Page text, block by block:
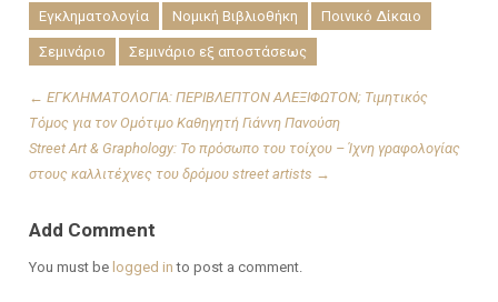
Εγκληματολογία Νομική Βιβλιοθήκη Ποινικό Δίκαιο
Σεμινάριο Σεμινάριο εξ αποστάσεως
← ΕΓΚΛΗΜΑΤΟΛΟΓΙΑ: ΠΕΡIΒΛΕΠΤΟΝ ΑΛΕΞIΦΩΤΟΝ; Τιμητικός
Τόμος για τον Ομότιμο Καθηγητή Γιάννη Πανούση
Street Art & Graphology: Το πρόσωπο του τοίχου – Ίχνη γραφολογίας
στους καλλιτέχνες του δρόμου street artists →
Add Comment
You must be logged in to post a comment.